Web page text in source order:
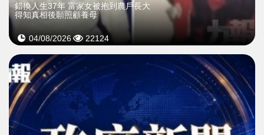
錯換人生37年 富家女被抱到農戶長大
得知真相後願照顧養母
04/08/2026 22124